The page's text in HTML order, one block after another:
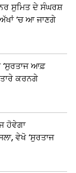
ਸੁਮਿਤ ਦੇ ਸੰਘਰਸ਼
‘ਚ ਆ ਜਾਣਗੇ
‘ਸੁਰਤਾਜ ਆਫ਼
ਕਰਨਗੇ
ਹੋਵੇਗਾ
ਵੇਖੋ ‘ਸੁਰਤਾਜ